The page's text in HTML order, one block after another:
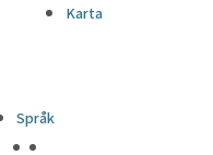
Karta
Språk